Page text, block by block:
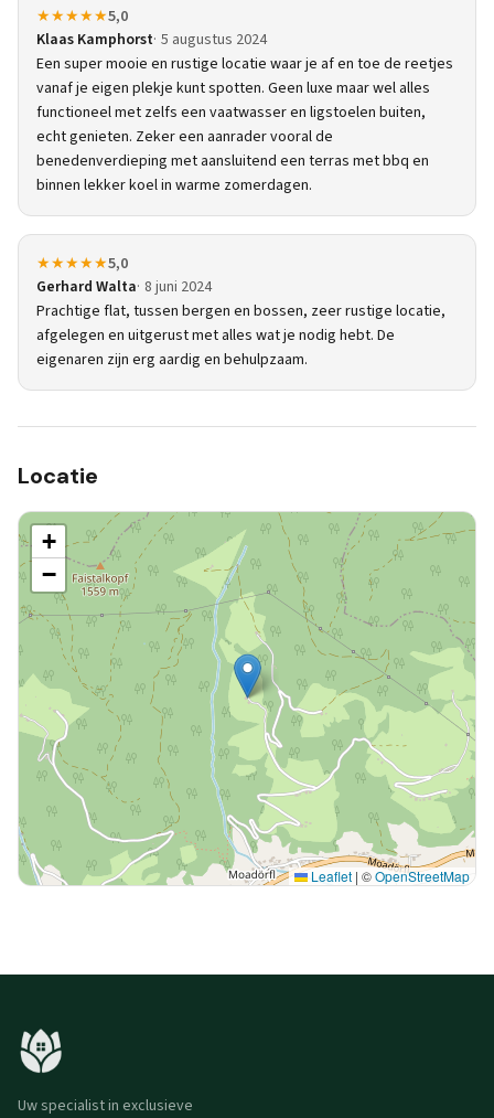
★★★★★5,0
Klaas Kamphorst 5 augustus 2024
Een super mooie en rustige locatie waar je af en toe de reetjes
vanaf je eigen plekje kunt spotten. Geen luxe maar wel alles
functioneel met zelfs een vaatwasser en ligstoelen buiten,
echt genieten. Zeker een aanrader vooral de
benedenverdieping met aansluitend een terras met bbq en
binnen lekker koel in warme zomerdagen.
★★★★★5,0
Gerhard Walta 8 juni 2024
Prachtige flat, tussen bergen en bossen, zeer rustige locatie,
afgelegen en uitgerust met alles wat je nodig hebt. De
eigenaren zijn erg aardig en behulpzaam.
Locatie
+
−
Leaflet | ©OpenStreetMap
Uw specialist in exclusieve